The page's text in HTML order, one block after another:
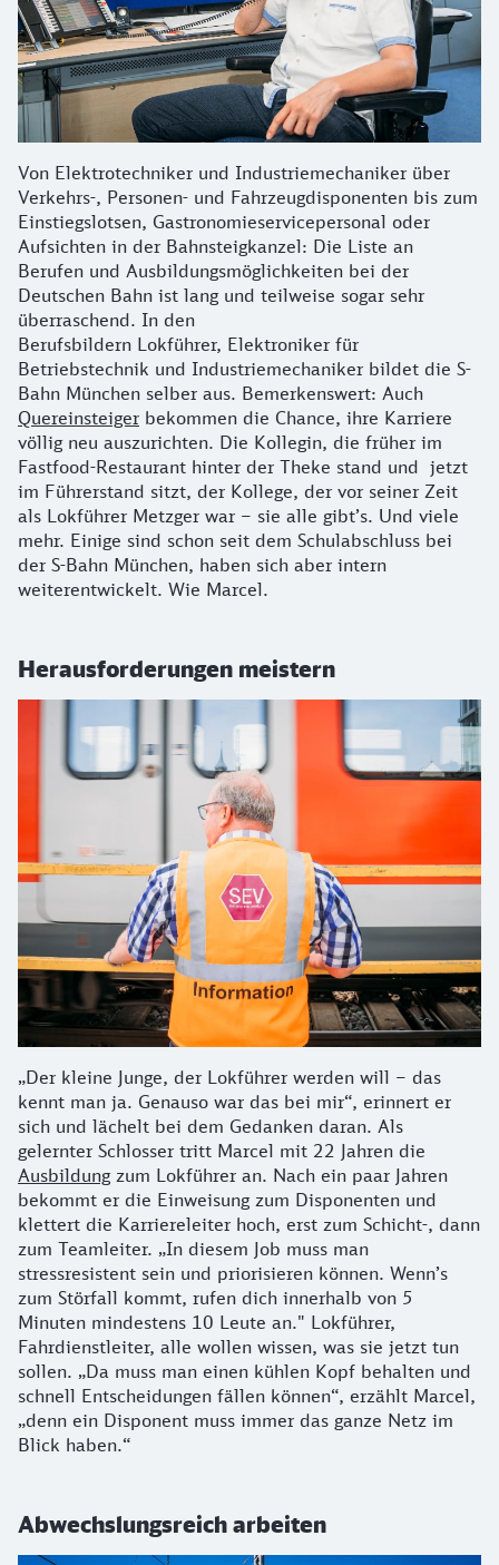
Von Elektrotechniker und Industriemechaniker über
Verkehrs-, Personen- und Fahrzeugdisponenten bis zum
Einstiegslotsen, Gastronomieservicepersonal oder
Aufsichten in der Bahnsteigkanzel: Die Liste an
Berufen und Ausbildungsmöglichkeiten bei der
Deutschen Bahn ist lang und teilweise sogar sehr
überraschend. In den
Berufsbildern Lokführer, Elektroniker für
Betriebstechnik und Industriemechaniker bildet die S-
Bahn München selber aus. Bemerkenswert: Auch
Quereinsteiger bekommen die Chance, ihre Karriere
völlig neu auszurichten. Die Kollegin, die früher im
Fastfood-Restaurant hinter der Theke stand und jetzt
im Führerstand sitzt, der Kollege, der vor seiner Zeit
als Lokführer Metzger war – sie alle gibt’s. Und viele
mehr. Einige sind schon seit dem Schulabschluss bei
der S-Bahn München, haben sich aber intern
weiterentwickelt. Wie Marcel.
Herausforderungen meistern
„Der kleine Junge, der Lokführer werden will – das
kennt man ja. Genauso war das bei mir“, erinnert er
sich und lächelt bei dem Gedanken daran. Als
gelernter Schlosser tritt Marcel mit 22 Jahren die
Ausbildungzum Lokführer an. Nach ein paar Jahren
bekommt er die Einweisung zum Disponenten und
klettert die Karriereleiter hoch, erst zum Schicht-, dann
zum Teamleiter. „In diesem Job muss man
stressresistent sein und priorisieren können. Wenn’s
zum Störfall kommt, rufen dich innerhalb von 5
Minuten mindestens 10 Leute an." Lokführer,
Fahrdienstleiter, alle wollen wissen, was sie jetzt tun
sollen. „Da muss man einen kühlen Kopf behalten und
schnell Entscheidungen fällen können“, erzählt Marcel,
„denn ein Disponent muss immer das ganze Netz im
Blick haben.“
Abwechslungsreich arbeiten